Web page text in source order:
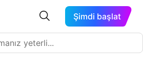
Şimdi başlat